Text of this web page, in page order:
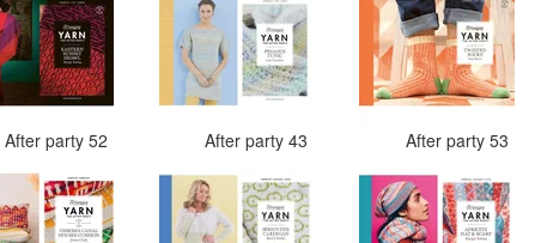
After party 52 After party 43 After party 53